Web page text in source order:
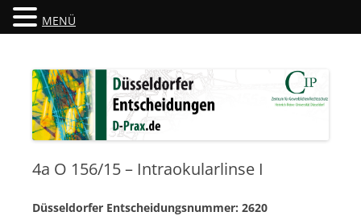
Düsseldorfer Entscheidungen
4a O 156/15 – Intraokularlinse I
Düsseldorfer Entscheidungsnummer: 2620
MENÜ